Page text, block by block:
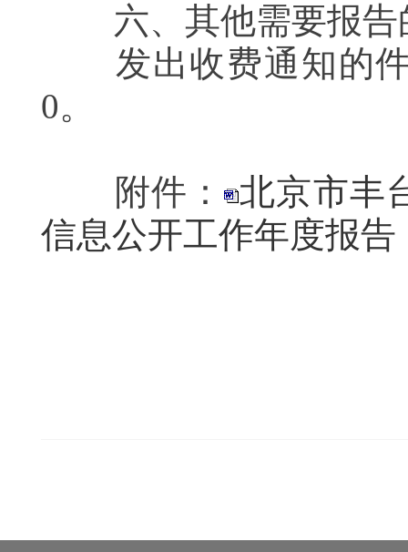
六、其他需要报告
发出收费通知的件
0。
附件： 北京市丰
信息公开工作年度报告